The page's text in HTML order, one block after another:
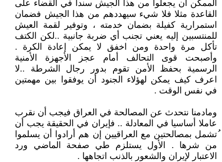
الممكن أن يجعلوا من هذا الجيش سندا في القضاء على
القاعدة مثلا فلا شيء سيهددهم من هذا الجيش فضمان
استمرارية كفيلة بضمان خدمته ، وتوفير لقمة العيش
للمنتسبين إليه يعني تجنب أي ضربة جانبية ..لكن الكتف
تأكل مرة واحدة ومن اخفق لا يمكن إعادة الكرة .
وأصبحت قوى التحالف أمام عجز الأجهزة الأمنية
الرسمية بحفظ الأمن تقوم بدور رجال الشرطة ..لا
اعرف كيف يمكن لهؤلاء الجنود أن يوفقوا بين مهمتين
في نفس الوقت .
ومادمنا نتحدث عن المصالحة في العراق فيجب أن نقرب
عاملا أساسيا في المعادلة .. فإيران في الحقيقة يجب أن
ُتشمل بمصالحتين مع العراقيين إن هم أرادوا أن يسلموا
من شرها . الأول يستلزم طي صفحة الماضي ورد
الاعتبار لإيران والشعور بالذنب اتجاهها .